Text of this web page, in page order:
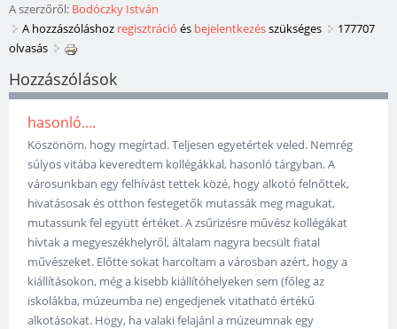
A szerzőről: Bodóczky István
A hozzászóláshoz regisztráció és bejelentkezésszükséges
177707
olvasás
Hozzászólások
hasonló....
Köszönöm, hogy megírtad. Teljesen egyetértek veled. Nemrég
súlyos vitába keveredtem kollégákkal, hasonló tárgyban. A
városunkban egy felhívást tettek közé, hogy alkotó felnőttek,
hivatásosak és otthon festegetők mutassák meg magukat,
mutassunk fel együtt értéket. A zsűrizésre művész kollégákat
hívtak a megyeszékhelyről, általam nagyra becsült fiatal
művészeket. Előtte sokat harcoltam a városban azért, hogy a
kiállításokon, még a kisebb kiállítóhelyeken sem (főleg az
iskolákba, múzeumba ne) engedjenek vitatható értékű
alkotásokat. Hogy, ha valaki felajánl a múzeumnak egy